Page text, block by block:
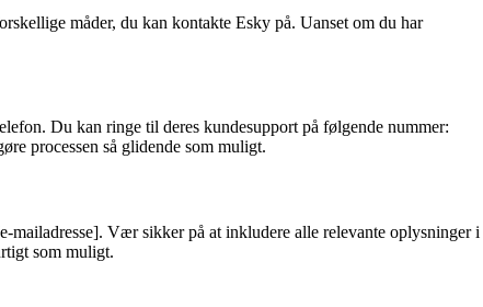
måder, du kan kontakte Esky på. Uanset om du har
Du kan ringe til deres kundesupport på følgende nummer:
processen så glidende som muligt.
mailadresse]. Vær sikker på at inkludere alle relevante oplysninger i
som muligt.